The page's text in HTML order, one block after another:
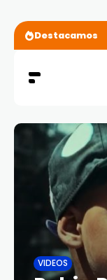
Destacamos
VIDEOS